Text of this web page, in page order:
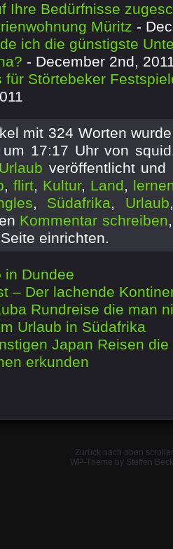
Ihre Bedürfnisse
Müritz -
ich die günstigste
- December 2nd,
für Störtebeker
mit 324 Worten
17:17 Uhr von
veröffentlicht
, flirt, Kultur, Land,
, Südafrika, Urlaub
Kommentar schreiben
einrichten.
in Dundee
– Der lachende
Rundreise die man
Urlaub in Südafrika
Japan Reisen
erkunden
Zurück nach oben
WP-Theme by Steffen